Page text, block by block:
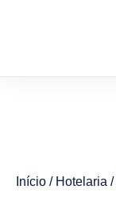
Início / Hotelaria /